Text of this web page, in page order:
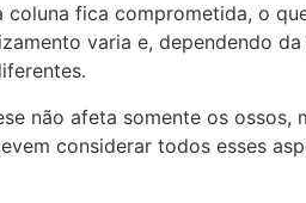
coluna fica comprometida, o
varia e, dependendo
não afeta somente os ossos,
considerar todos esses